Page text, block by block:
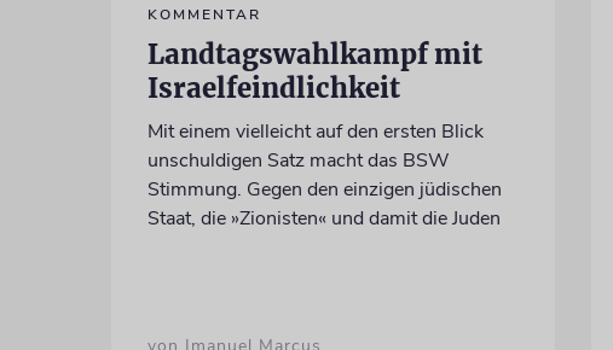
KOMMENTAR
Landtagswahlkampf mit
Israelfeindlichkeit
Mit einem vielleicht auf den ersten Blick
unschuldigen Satz macht das BSW
Stimmung. Gegen den einzigen jüdischen
Staat, die »Zionisten« und damit die Juden